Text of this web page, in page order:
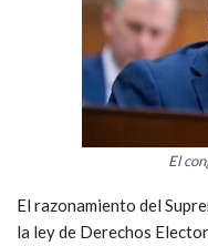
El
El razonamiento del
la ley de Derechos